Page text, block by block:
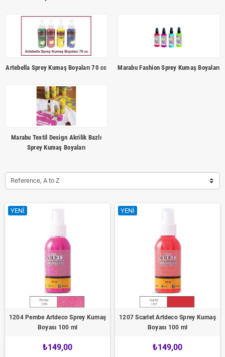
Artebella Sprey Kumaş Boyaları 70 cc Marabu Fashion Sprey Kumaş Boyaları
Marabu Textil Design Akrilik Bazlı
Sprey Kumaş Boyaları
Reference, A to Z
YENI
1204 Pembe Artdeco Sprey Kumaş
Boyası 100 ml
₺149,00
YENI
1207 Scarlet Artdeco Sprey Kumaş
Boyası 100 ml
₺149,00